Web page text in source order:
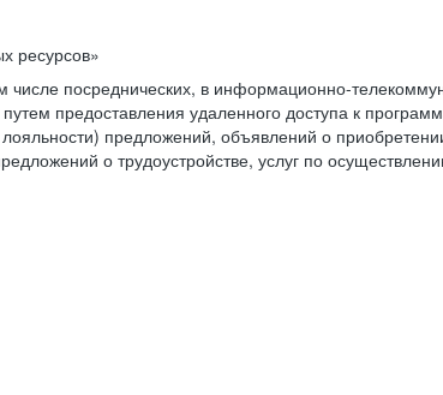
ресурсов»
числе посреднических, в информационно-
предоставления удаленного доступа к
предложений, объявлений о
о трудоустройстве, услуг по